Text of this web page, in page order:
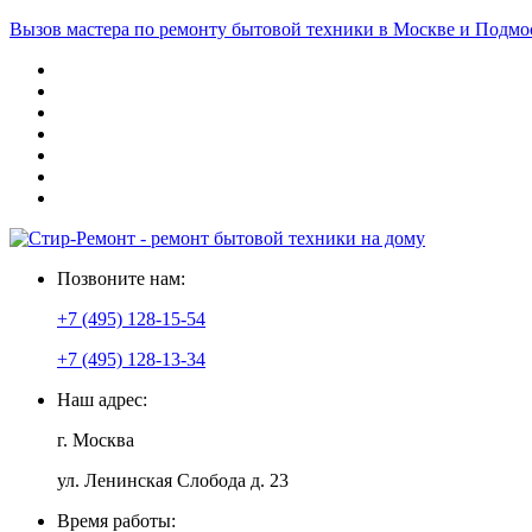
Вызов мастера по ремонту бытовой техники в Москве и
Позвоните нам:
+7 (495) 128-15-54
+7 (495) 128-13-34
Наш адрес:
г. Москва
ул. Ленинская Слобода д. 23
Время работы: